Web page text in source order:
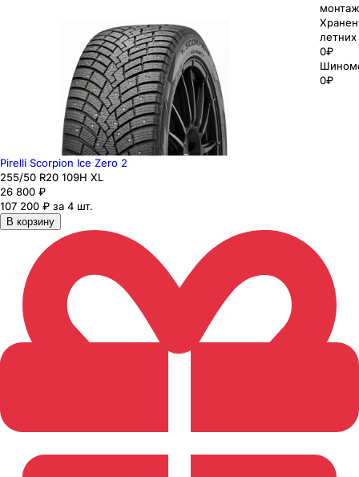
0₽
0₽
Pirelli Scorpion Ice Zero 2
255/50 R20 109H XL
26 800 ₽
107 200 ₽ за 4 шт.
В корзину